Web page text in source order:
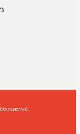
reserved.